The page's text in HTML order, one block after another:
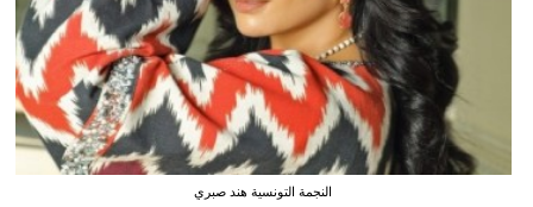
النجمة التونسية هند صبري